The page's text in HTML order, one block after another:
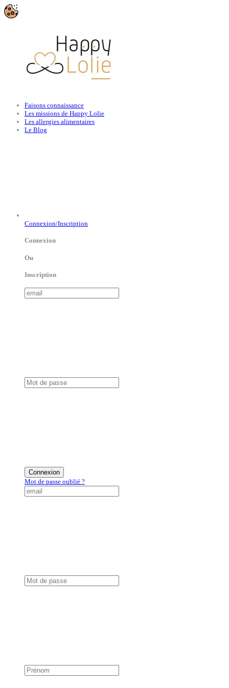
Faisons connaissance
Les missions de Happy Lolie
Les allergies alimentaires
Le Blog
Connexion/Inscription
Connexion
Ou
Inscription
Connexion
Mot de passe oublié ?